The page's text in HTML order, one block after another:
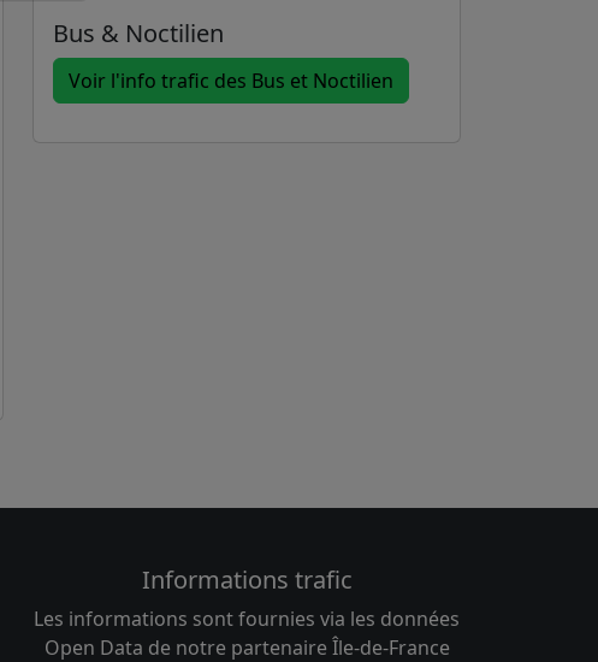
Bus & Noctilien
Voir l'info trafic des Bus et Noctilien
Informations trafic
Les informations sont fournies via les données
Open Data de notre partenaire Île-de-France